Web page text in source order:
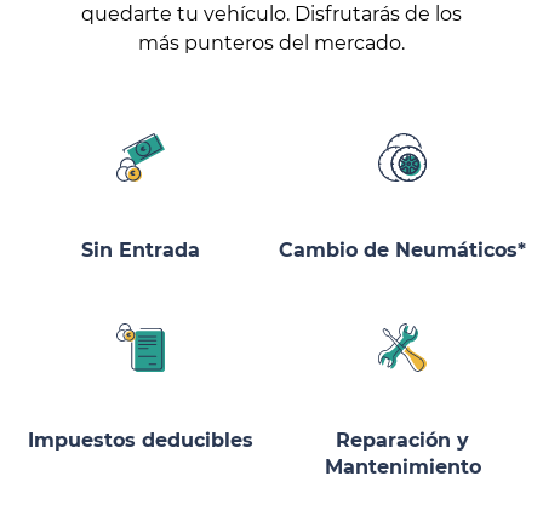
quedarte tu vehículo. Disfrutarás de los
más punteros del mercado.
Sin Entrada Cambio de Neumáticos*
Impuestos deducibles
Reparación y
Mantenimiento